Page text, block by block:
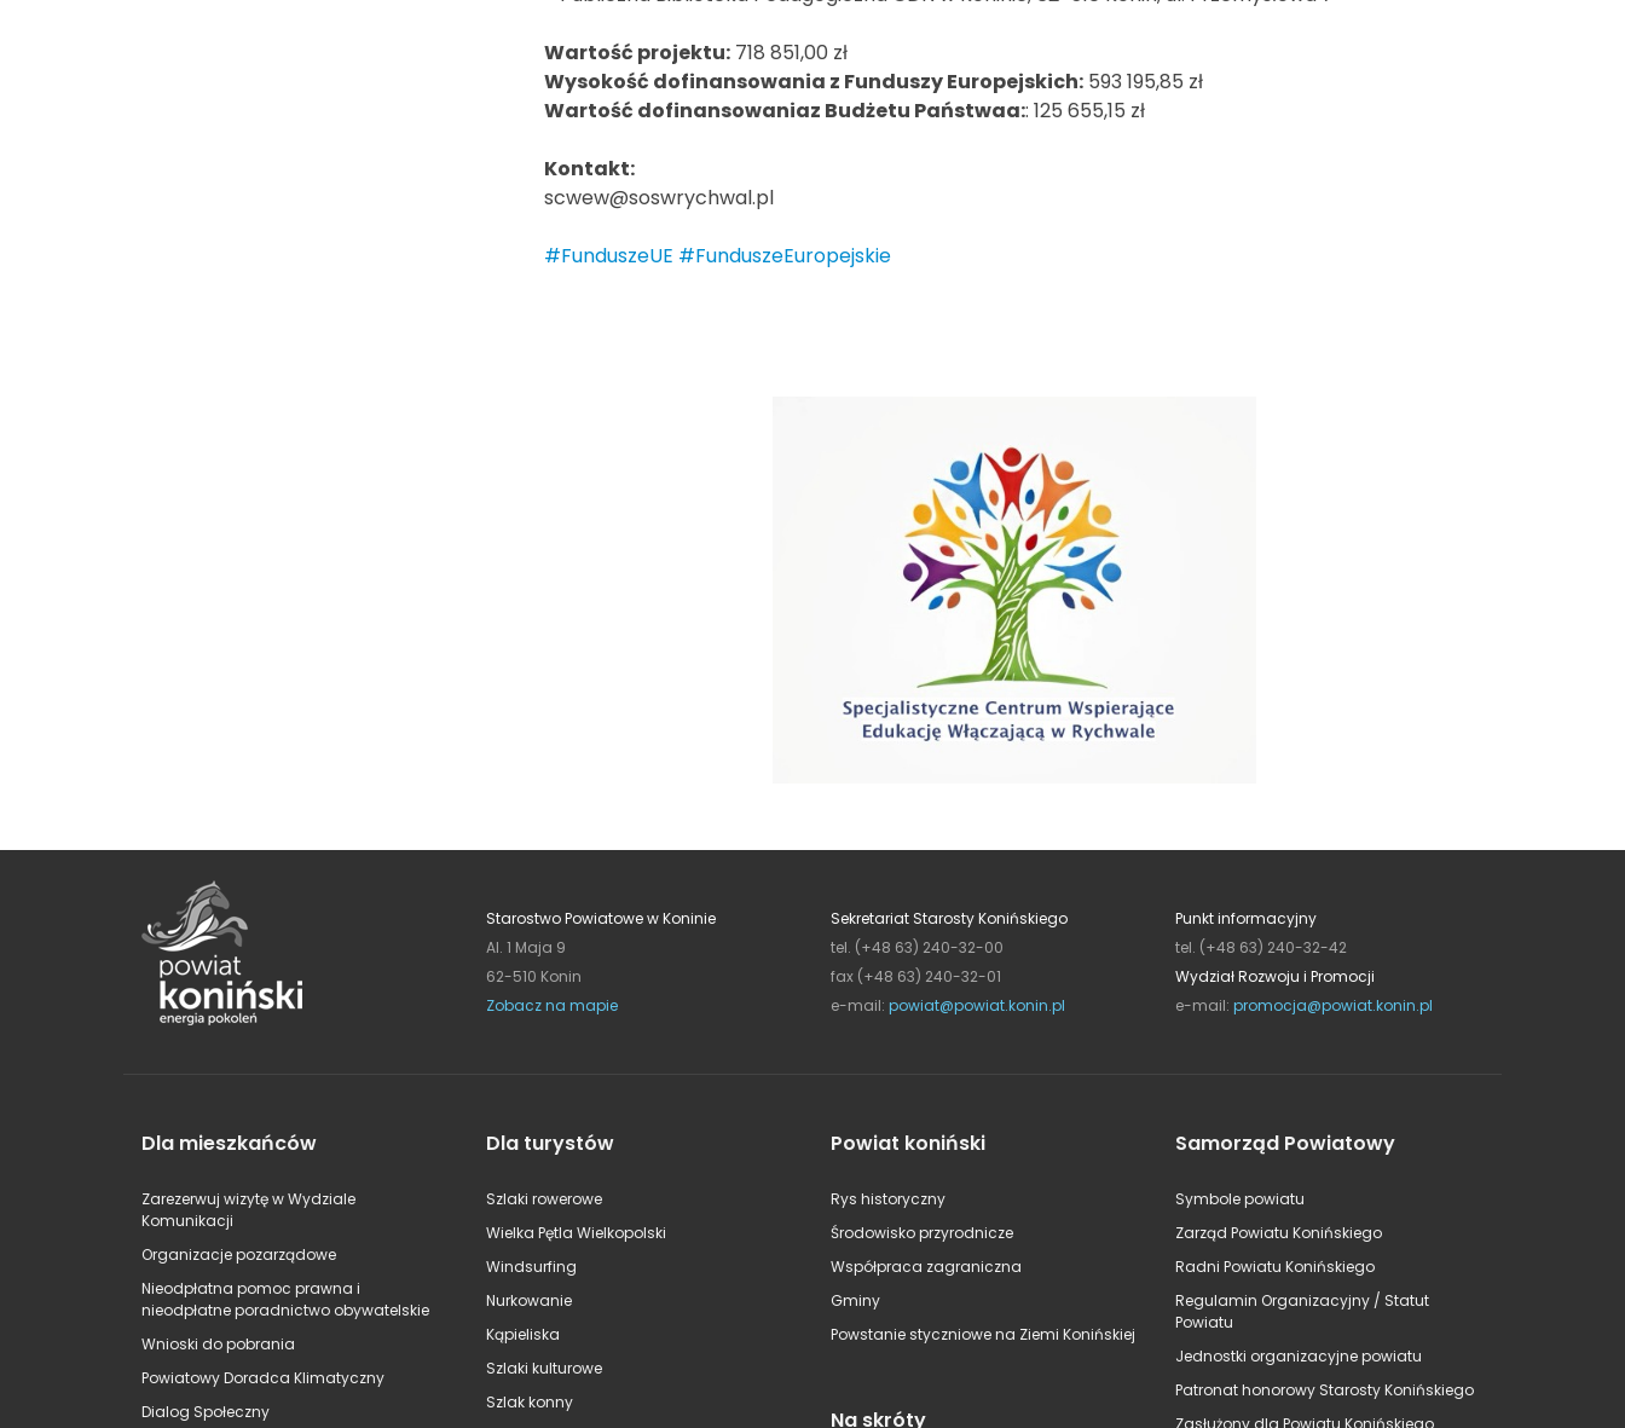
Wartość projektu: 718 851,00 zł
Wysokość dofinansowania z Funduszy Europejskich: 593 195,85 zł
Wartość dofinansowaniaz Budżetu Państwaa:: 125 655,15 zł
Kontakt:
scwew@soswrychwal.pl
#FunduszeUE #FunduszeEuropejskie
Starostwo Powiatowe w Koninie
Al. 1 Maja 9
62-510 Konin
Zobacz na mapie
Sekretariat Starosty Konińskiego
tel. (+48 63) 240-32-00
fax (+48 63) 240-32-01
e-mail: powiat@powiat.konin.pl
Punkt informacyjny
tel. (+48 63) 240-32-42
Wydział Rozwoju i Promocji
e-mail: promocja@powiat.konin.pl
Dla mieszkańców
Zarezerwuj wizytę w Wydziale
Komunikacji
Organizacje pozarządowe
Nieodpłatna pomoc prawna i
nieodpłatne poradnictwo obywatelskie
Wnioski do pobrania
Powiatowy Doradca Klimatyczny
Dialog Społeczny
Dla turystów
Szlaki rowerowe
Wielka Pętla Wielkopolski
Windsurfing
Nurkowanie
Kąpieliska
Szlaki kulturowe
Szlak konny
Powiat koniński
Rys historyczny
Środowisko przyrodnicze
Współpraca zagraniczna
Gminy
Powstanie styczniowe na Ziemi Konińskiej
Na skróty
Samorząd Powiatowy
Symbole powiatu
Zarząd Powiatu Konińskiego
Radni Powiatu Konińskiego
Regulamin Organizacyjny / Statut
Powiatu
Jednostki organizacyjne powiatu
Patronat honorowy Starosty Konińskiego